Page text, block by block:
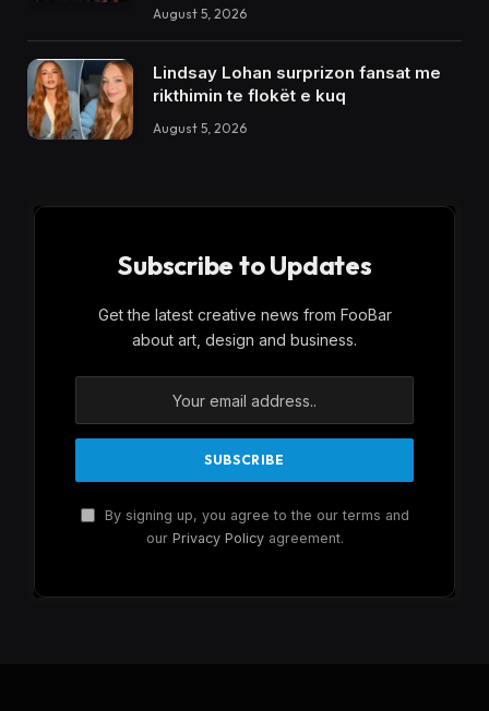
August 5, 2026
Lindsay Lohan surprizon fansat me
rikthimin te flokët e kuq
August 5, 2026
Subscribe to Updates
Get the latest creative news from FooBar
about art, design and business.
By signing up, you agree to the our terms and
our Privacy Policyagreement.